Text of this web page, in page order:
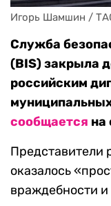
Игорь Шамшин /
Служба
(BIS) закрыла
российским
сообщается на
Представители
оказалось
враждебности